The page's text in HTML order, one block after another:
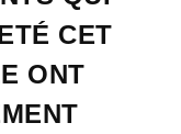
CET
ONT